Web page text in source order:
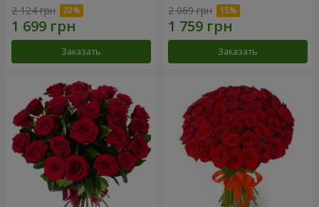
2 124 грн
Заказать
2 069 грн
Заказать